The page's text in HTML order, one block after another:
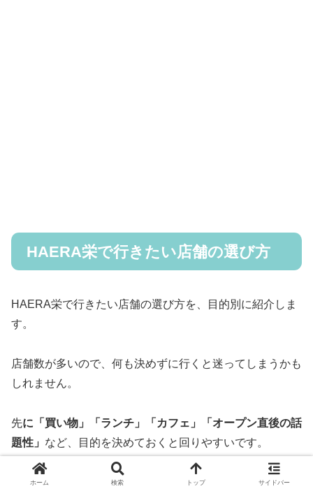
HAERA栄で行きたい店舗の選び方
HAERA栄で行きたい店舗の選び方を、目的別に紹介しま
す。
店舗数が多いので、何も決めずに行くと迷ってしまうかも
しれません。
先に「買い物」「ランチ」「カフェ」「オープン直後の話
題性」 など、目的を決めておくと回りやすいです。
個人的には、初回はB2FとB1Fを中心に見て、余裕があれ
ホーム 検索 トップ サイドバー